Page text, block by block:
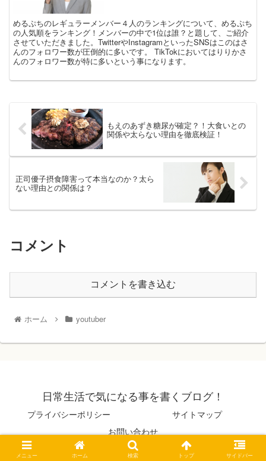
めるぷちのレギュラーメンバー４人のランキングについて、めるぷち
の人気順をランキング！メンバーの中で1位は誰？と題して、ご紹介
させていただきました。TwitterやInstagramといったSNSはこのはさ
んのフォロワー数が圧倒的に多いです。 TikTokにおいてはりりかさ
んのフォロワー数が特に多いという事になります。
もえのあずき糖尿が確定？！大食いとの
関係や太らない理由を徹底検証！
正司優子摂食障害って本当なのか？太ら
ない理由との関係は？
コメント
コメントを書き込む
ホーム youtuber
日常生活で気になる事を書くブログ！
プライバシーポリシー
サイトマップ
お問い合わせ
© 2019 日常生活で気になる事を書くブログ！.
メニュー ホーム 検索 トップ サイドバー